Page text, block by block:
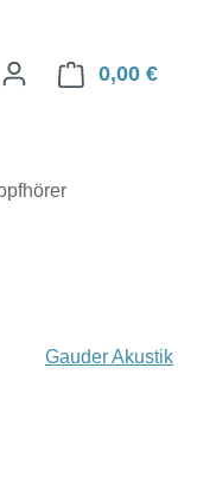
0,00 €
Gauder Akustik